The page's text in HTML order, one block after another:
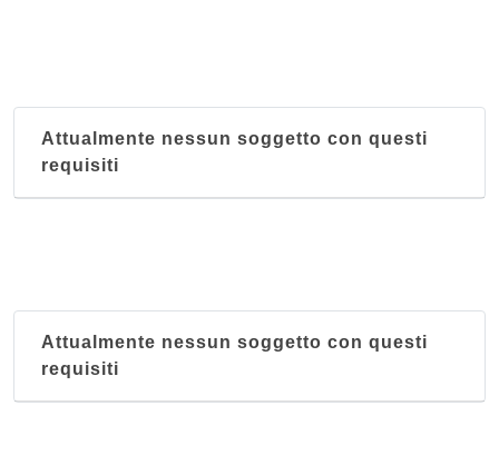
Attualmente nessun soggetto con questi
requisiti
Attualmente nessun soggetto con questi
requisiti